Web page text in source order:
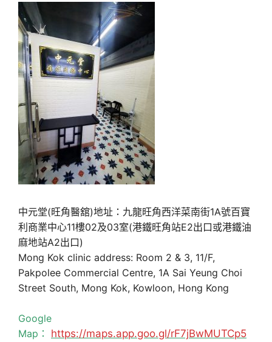
中元堂(旺角醫舘)地址：九龍旺角西洋菜南街1A號百寶
利商業中心11樓02及03室(港鐵旺角站E2出口或港鐵油
麻地站A2出口)
Mong Kok clinic address: Room 2 & 3, 11/F,
Pakpolee Commercial Centre, 1A Sai Yeung Choi
Street South, Mong Kok, Kowloon, Hong Kong
Google
Map： https://maps.app.goo.gl/rF7jBwMUTCp5